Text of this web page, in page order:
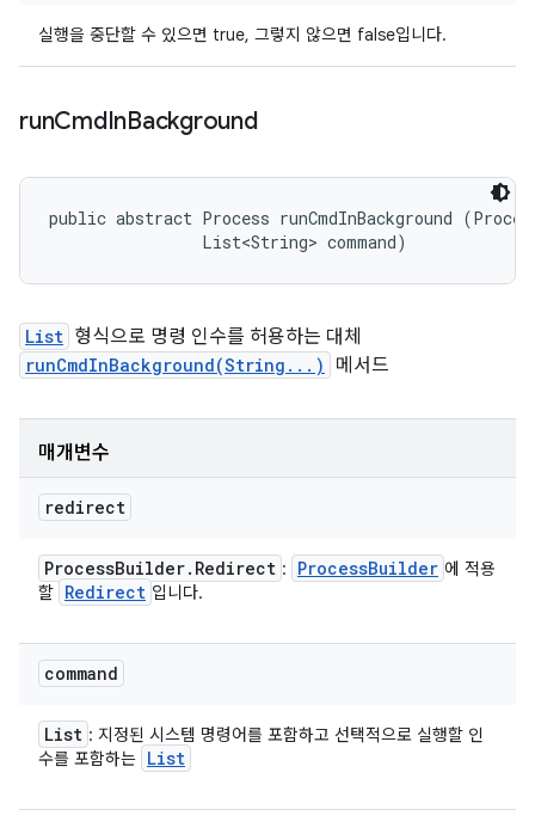
실행을 중단할 수 있으면 true, 그렇지 않으면 false입니다.
runCmdInBackground
public abstract Process runCmdInBackground
                List<String> command)
List 형식으로 명령 인수를 허용하는 대체
runCmdInBackground(String...) 메서드
매개변수
redirect
ProcessBuilder. Redirect : ProcessBuilder 에 적용
할 Redirect 입니다.
command
List : 지정된 시스템 명령어를 포함하고 선택적으로 실행할 인
수를 포함하는 List